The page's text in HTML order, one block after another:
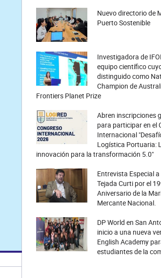
Nuevo directorio de
Puerto Sostenible
Investigadora de
equipo científico
distinguido como
Champion de
Frontiers Planet Prize
Abren inscripciones
para participar en el
Internacional
Logística Portuaria:
innovación para la transformación 5.0"
Entrevista Especial
Tejada Curti por el
Aniversario de la
Mercante Nacional.
DP World en San
inicio a una nueva
English Academy
estudiantes de la